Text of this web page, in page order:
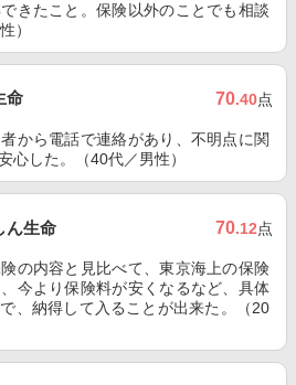
きたこと。保険以外のことでも相談
）
命 70.40点
から電話で連絡があり、不明点に関
心した。（40代／男性）
ん生命 70.12点
の内容と見比べて、東京海上の保険
今より保険料が安くなるなど、具体
、納得して入ることが出来た。（20